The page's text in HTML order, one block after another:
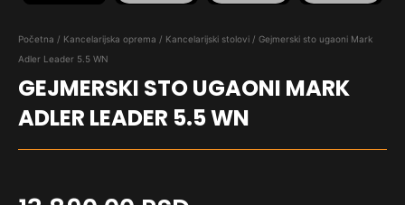
Početna / Kancelarijska oprema / Kancelarijski stolovi / Gejmerski sto ugaoni Mark
Adler Leader 5.5 WN
GEJMERSKI STO UGAONI MARK
ADLER LEADER 5.5 WN